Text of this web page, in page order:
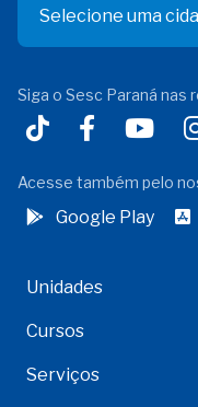
Selecione uma
Siga o Sesc Paraná nas
Acesse também pelo
Google Play
Unidades
Cursos
Serviços